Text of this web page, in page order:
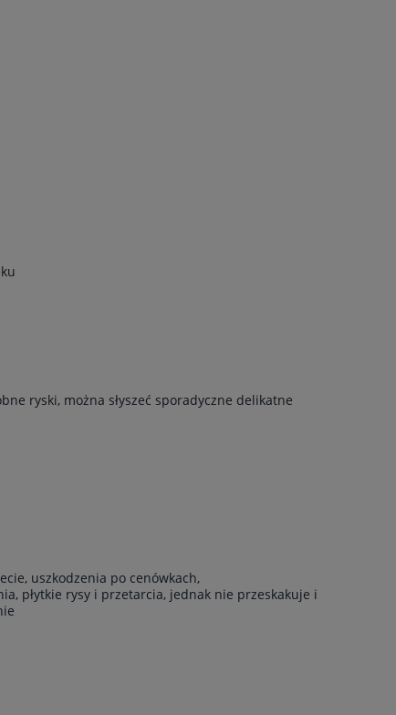
ryski, można słyszeć sporadyczne delikatne
uszkodzenia po cenówkach,
płytkie rysy i przetarcia, jednak nie przeskakuje i